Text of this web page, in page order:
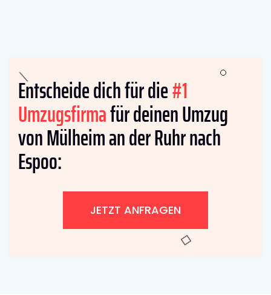
Entscheide dich für die#1
Umzugsfirmafür deinen Umzug
von Mülheim an der Ruhr nach
Espoo:
JETZT ANFRAGEN